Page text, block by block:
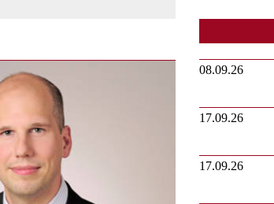
08.09.26
17.09.26
17.09.26